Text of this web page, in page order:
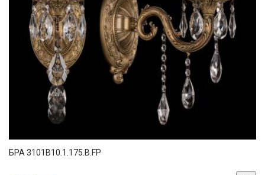
БРА 3101B10.1.175.B.FP